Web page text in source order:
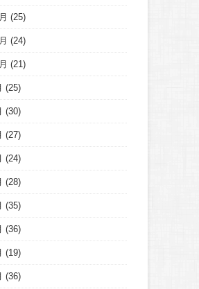
(25)
(24)
(21)
(25)
(30)
(27)
(24)
(28)
(35)
(36)
(19)
(36)